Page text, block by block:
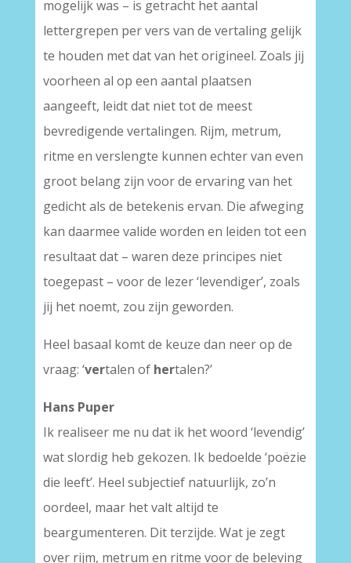
mogelijk was – is getracht het aantal
lettergrepen per vers van de vertaling gelijk
te houden met dat van het origineel. Zoals jij
voorheen al op een aantal plaatsen
aangeeft, leidt dat niet tot de meest
bevredigende vertalingen. Rijm, metrum,
ritme en verslengte kunnen echter van even
groot belang zijn voor de ervaring van het
gedicht als de betekenis ervan. Die afweging
kan daarmee valide worden en leiden tot een
resultaat dat – waren deze principes niet
toegepast – voor de lezer ‘levendiger’, zoals
jij het noemt, zou zijn geworden.
Heel basaal komt de keuze dan neer op de
vraag: ‘vertalen of hertalen?’
Hans Puper
Ik realiseer me nu dat ik het woord ‘levendig’
wat slordig heb gekozen. Ik bedoelde ‘poëzie
die leeft’. Heel subjectief natuurlijk, zo’n
oordeel, maar het valt altijd te
beargumenteren. Dit terzijde. Wat je zegt
over rijm, metrum en ritme voor de beleving